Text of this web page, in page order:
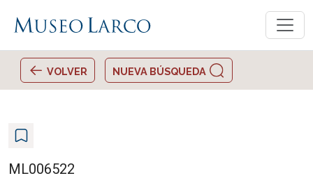
VOLVER NUEVA BÚSQUEDA
ML006522